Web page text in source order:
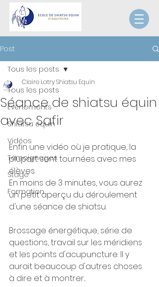
Post
Tous les posts
Événements
Shiatsu équin
Vidéos
Témoignages
Stage
Formation
Tous les posts
Séance de shiatsu équin
avec Safir
Claire Latry Shiatsu Equin
Enfin une vidéo où je pratique, la
plupart sont tournées avec mes
élèves.
En moins de 3 minutes, vous aurez
un petit aperçu du déroulement
d'une séance de shiatsu.
Brossage énergétique, série de
questions, travail sur les méridiens
et les points d'acupuncture. Il y
aurait beaucoup d'autres choses
à dire et à montrer...